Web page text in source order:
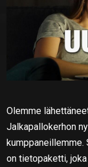
Olemme
Jalkapallokerhon
on tietopaketti,